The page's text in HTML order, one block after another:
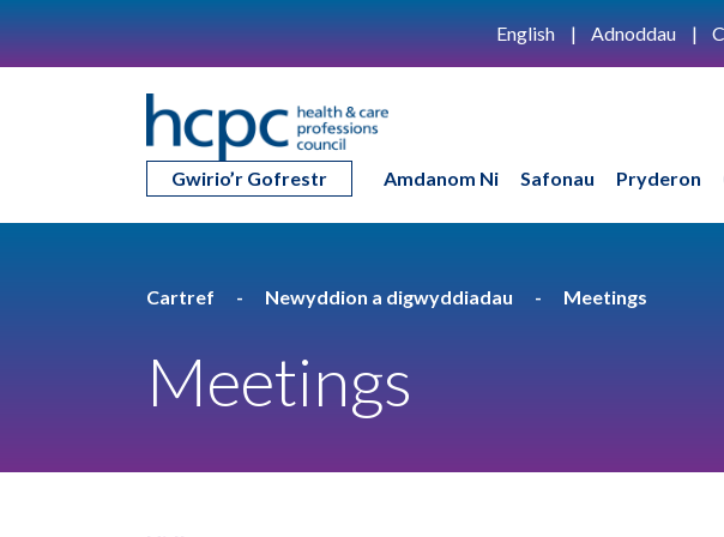
English Adnoddau
Gwirio’r Gofrestr Amdanom Ni Safonau Pryderon
Cartref Newyddion a digwyddiadau Meetings
Meetings